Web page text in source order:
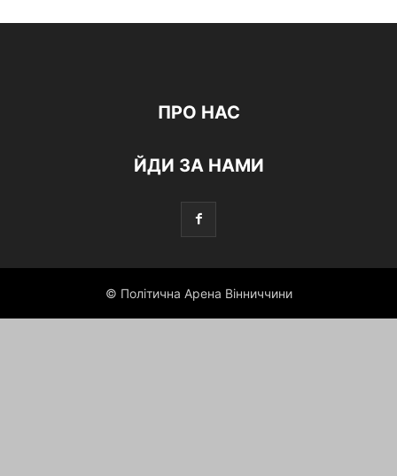
ПРО НАС
ЙДИ ЗА НАМИ
© Політична Арена Вінниччини